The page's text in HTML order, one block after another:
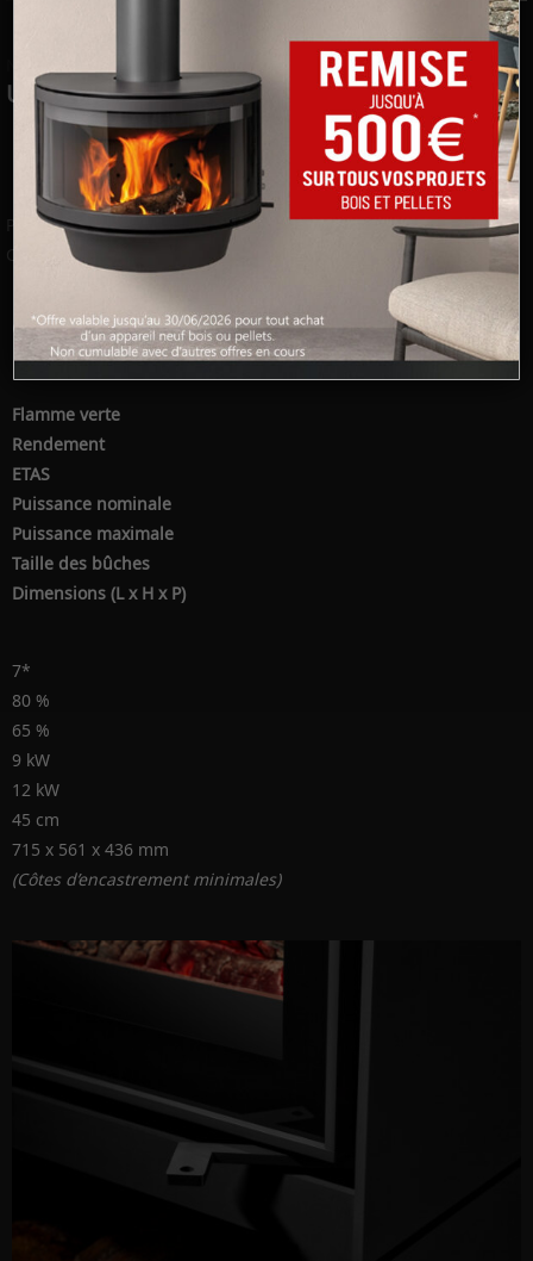
> Unilux-6 270 T
Unilux-6 270 T
Page officielle :Unilux-6 270 T
Catalogue :
Insert à bois Barbas
Caractéristiques techniques
Flamme verte
Rendement
ETAS
Puissance nominale
Puissance maximale
Taille des bûches
Dimensions (L x H x P)
7*
80 %
65 %
9 kW
12 kW
45 cm
715 x 561 x 436 mm
(Côtes d’encastrement minimales)